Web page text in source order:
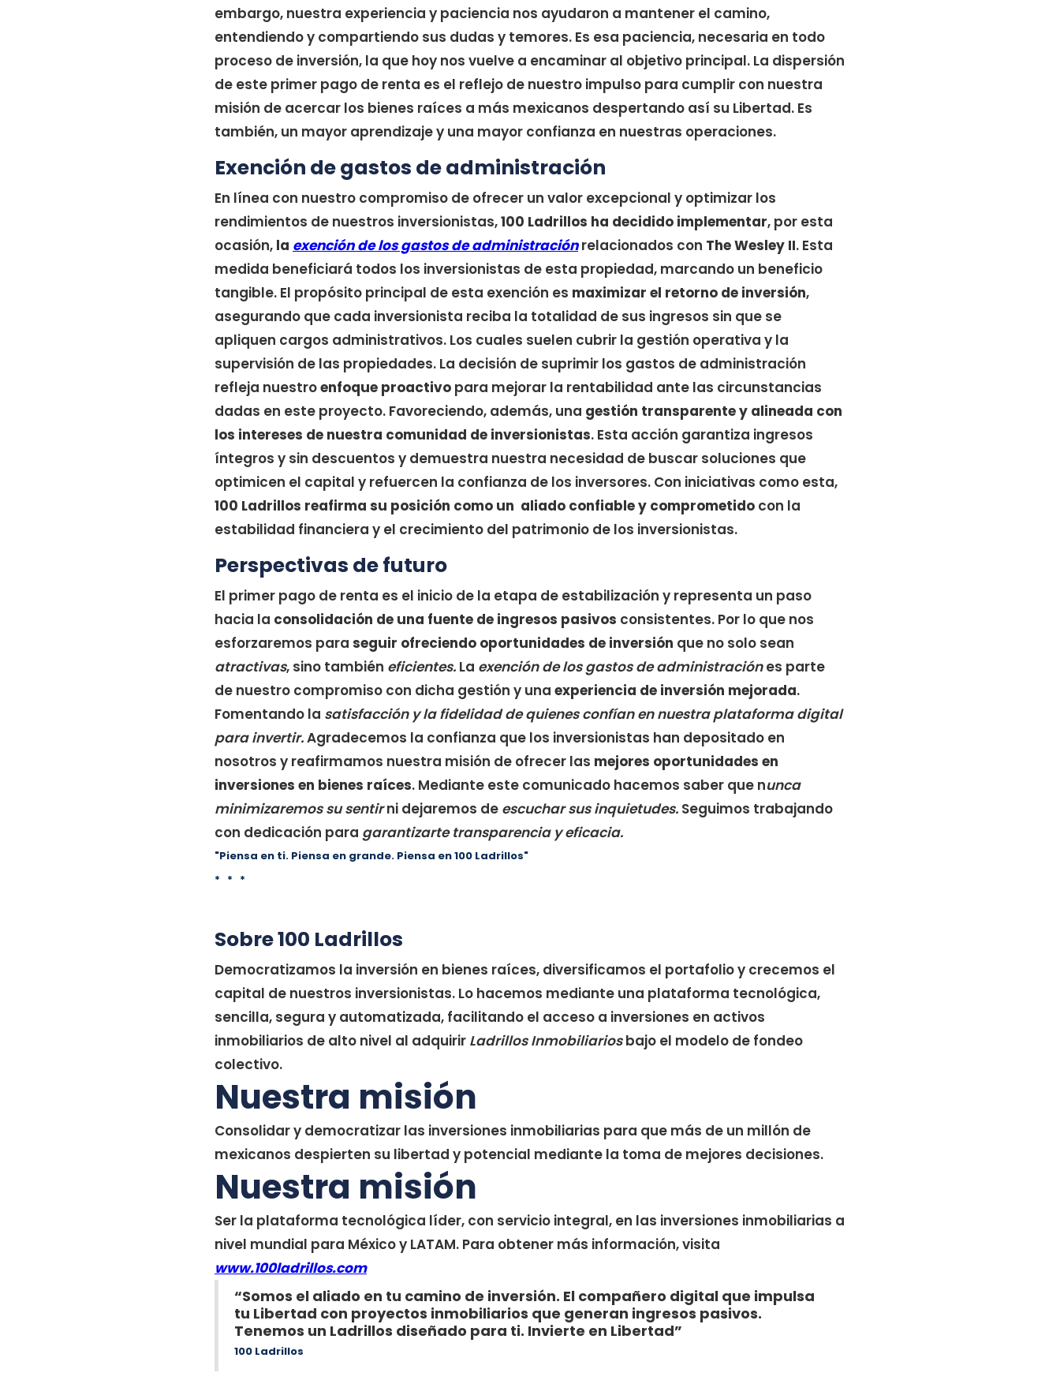
embargo, nuestra experiencia y paciencia nos ayudaron a mantener el camino,
entendiendo y compartiendo sus dudas y temores. Es esa paciencia, necesaria en todo
proceso de inversión, la que hoy nos vuelve a encaminar al objetivo principal. La dispersión
de este primer pago de renta es el reflejo de nuestro impulso para cumplir con nuestra
misión de acercar los bienes raíces a más mexicanos despertando así su Libertad. Es
también, un mayor aprendizaje y una mayor confianza en nuestras operaciones.
Exención de gastos de administración
En línea con nuestro compromiso de ofrecer un valor excepcional y optimizar los
rendimientos de nuestros inversionistas,100 Ladrillos ha decidido implementar, por esta
ocasión, la exención de los gastos de administraciónrelacionados con The Wesley II. Esta
medida beneficiará todos los inversionistas de esta propiedad, marcando un beneficio
tangible. El propósito principal de esta exención es maximizar el retorno de inversión,
asegurando que cada inversionista reciba la totalidad de sus ingresos sin que se
apliquen cargos administrativos. Los cuales suelen cubrir la gestión operativa y la
supervisión de las propiedades. La decisión de suprimir los gastos de administración
refleja nuestroenfoque proactivo para mejorar la rentabilidad ante las circunstancias
dadas en este proyecto. Favoreciendo, además, una gestión transparente y alineada con
los intereses de nuestra comunidad de inversionistas. Esta acción garantiza ingresos
íntegros y sin descuentos y demuestra nuestra necesidad de buscar soluciones que
optimicen el capital y refuercen la confianza de los inversores. Con iniciativas como esta,
100 Ladrillos reafirma su posición como un aliado confiable y comprometido con la
estabilidad financiera y el crecimiento del patrimonio de los inversionistas.
Perspectivas de futuro
El primer pago de renta es el inicio de la etapa de estabilización y representa un paso
hacia la consolidación de una fuente de ingresos pasivos consistentes. Por lo que nos
esforzaremos para seguir ofreciendo oportunidades de inversión que no solo sean
atractivas, sino también eficientes. La exención de los gastos de administraciónes parte
de nuestro compromiso con dicha gestión y una experiencia de inversión mejorada.
Fomentando la satisfacción y la fidelidad de quienes confían en nuestra plataforma digital
para invertir.Agradecemos la confianza que los inversionistas han depositado en
nosotros y reafirmamos nuestra misión de ofrecer las mejores oportunidades en
inversiones en bienes raíces. Mediante este comunicado hacemos saber que nunca
minimizaremos su sentirni dejaremos de escuchar sus inquietudes. Seguimos trabajando
con dedicación para garantizarte transparencia y eficacia.
"Piensa en ti. Piensa en grande. Piensa en 100 Ladrillos"
* * *
Sobre 100 Ladrillos
Democratizamos la inversión en bienes raíces, diversificamos el portafolio y crecemos el
capital de nuestros inversionistas. Lo hacemos mediante una plataforma tecnológica,
sencilla, segura y automatizada, facilitando el acceso a inversiones en activos
inmobiliarios de alto nivel al adquirir Ladrillos Inmobiliariosbajo el modelo de fondeo
colectivo.
Nuestra misión
Consolidar y democratizar las inversiones inmobiliarias para que más de un millón de
mexicanos despierten su libertad y potencial mediante la toma de mejores decisiones.
Nuestra misión
Ser la plataforma tecnológica líder, con servicio integral, en las inversiones inmobiliarias a
nivel mundial para México y LATAM. Para obtener más información, visita
www.100ladrillos.com
“Somos el aliado en tu camino de inversión. El compañero digital que impulsa
tu Libertad con proyectos inmobiliarios que generan ingresos pasivos.
Tenemos un Ladrillos diseñado para ti. Invierte en Libertad”
100 Ladrillos